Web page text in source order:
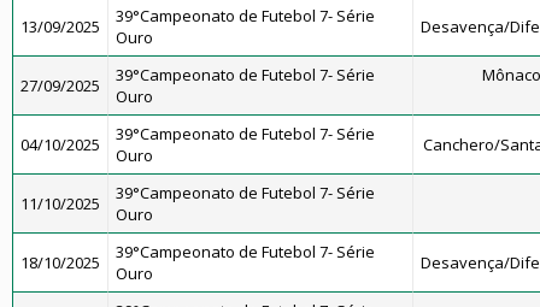
13/09/2025
39°Campeonato de Futebol 7- Série
Ouro
Desavença/
27/09/2025
39°Campeonato de Futebol 7- Série
Ouro
04/10/2025
39°Campeonato de Futebol 7- Série
Ouro
Canchero/
11/10/2025
39°Campeonato de Futebol 7- Série
Ouro
18/10/2025
39°Campeonato de Futebol 7- Série
Ouro
Desavença/